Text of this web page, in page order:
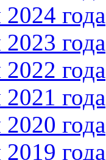
года
года
года
года
года
года